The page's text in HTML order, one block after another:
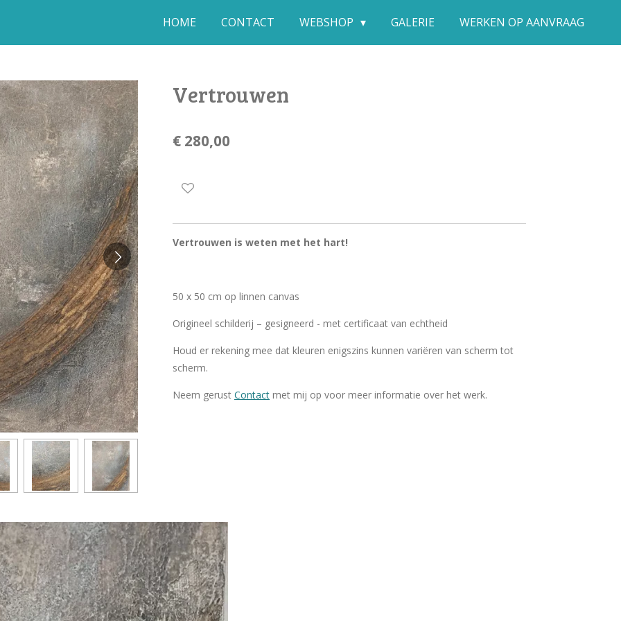
HOME CONTACT WEBSHOP GALERIE WERKEN OP AANVRAAG
Vertrouwen
€ 280,00
Vertrouwen is weten met het hart!
50 x 50 cm op linnen canvas
Origineel schilderij – gesigneerd - met certificaat van echtheid
Houd er rekening mee dat kleuren enigszins kunnen variëren van scherm tot
scherm.
Neem gerust Contact met mij op voor meer informatie over het werk.